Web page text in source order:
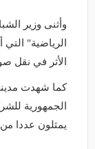
وأثنى وزير
الرياضية"
الأثر في نقل
كما شهدت
يمثلون عددا